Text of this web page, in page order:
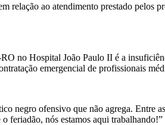
relação ao atendimento prestado
no Hospital João Paulo II é a
emergencial de profissionais
ofensivo que não agrega. Entre
feriadão, nós estamos aqui trabalhando!”